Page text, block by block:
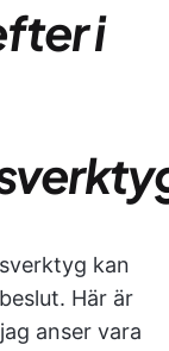
i
kan
Här är
anser vara